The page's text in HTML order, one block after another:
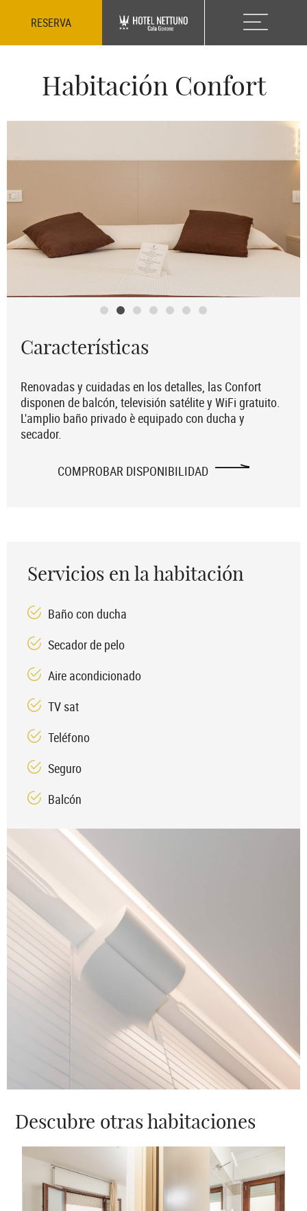
RESERVA
Habitación Confort
Características
Renovadas y cuidadas en los detalles, las Confort
disponen de balcón, televisión satélite y WiFi gratuito.
L'amplio baño privado è equipado con ducha y
secador.
COMPROBAR DISPONIBILIDAD
Servicios en la habitación
Baño con ducha
Secador de pelo
Aire acondicionado
TV sat
Teléfono
Seguro
Balcón
Descubre otras habitaciones